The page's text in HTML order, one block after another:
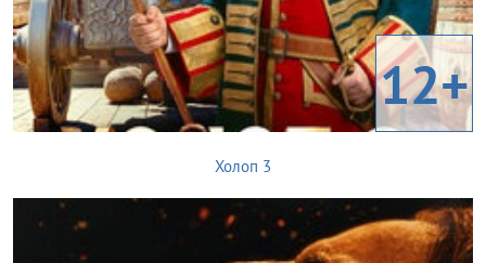
12+
Холоп 3